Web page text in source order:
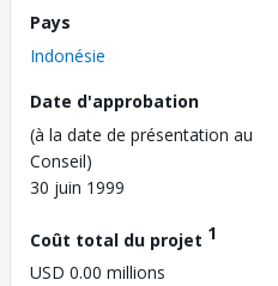
Pays
Indonésie
Date d'approbation
(à la date de présentation au
Conseil)
30 juin 1999
Coût total du projet 1
USD 0.00 millions